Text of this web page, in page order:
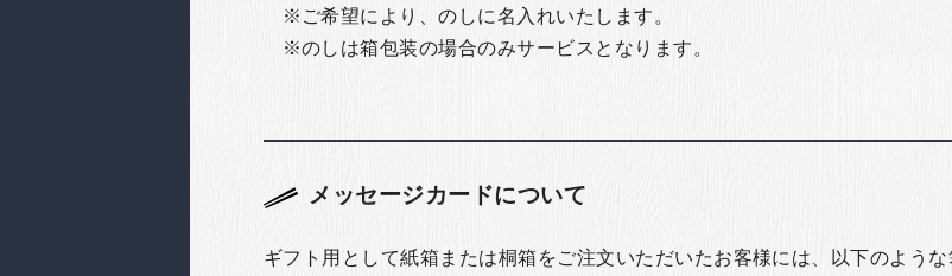
ご希望により、のしに名入れいたします。
のしは箱包装の場合のみサービスとなります。
メッセージカードについて
ギフト用として紙箱または桐箱をご注文いただいたお客様には、以下のよう